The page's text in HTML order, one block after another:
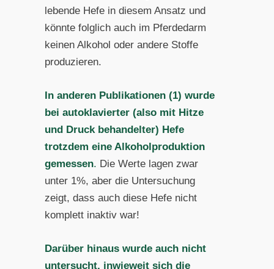
lebende Hefe in diesem Ansatz und
könnte folglich auch im Pferdedarm
keinen Alkohol oder andere Stoffe
produzieren.
In anderen Publikationen (1) wurde
bei autoklavierter (also mit Hitze
und Druck behandelter) Hefe
trotzdem eine Alkoholproduktion
gemessen. Die Werte lagen zwar
unter 1%, aber die Untersuchung
zeigt, dass auch diese Hefe nicht
komplett inaktiv war!
Darüber hinaus wurde auch nicht
untersucht, inwieweit sich die